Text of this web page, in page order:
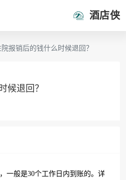
酒店侠
院报销后的钱什么时候退回？
候退回？
一般是30个工作日内到账的。详